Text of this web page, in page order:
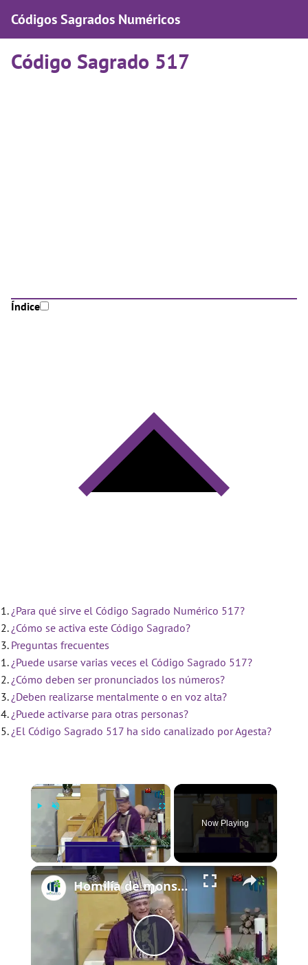
Códigos Sagrados Numéricos
Código Sagrado 517
Índice
¿Para qué sirve el Código Sagrado Numérico 517?
¿Cómo se activa este Código Sagrado?
Preguntas frecuentes
¿Puede usarse varias veces el Código Sagrado 517?
¿Cómo deben ser pronunciados los números?
¿Deben realizarse mentalmente o en voz alta?
¿Puede activarse para otras personas?
¿El Código Sagrado 517 ha sido canalizado por Agesta?
×
Play Unmute
Now Playing
×
P
Homilía de monseñor Silvio Báez IV Domingo de Adviento 21 de diciembre de 2025